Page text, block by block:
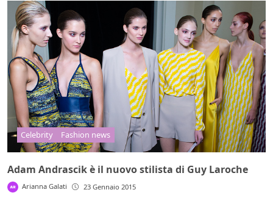
Celebrity Fashion news
Adam Andrascik è il nuovo stilista di Guy Laroche
Arianna Galati 23 Gennaio 2015